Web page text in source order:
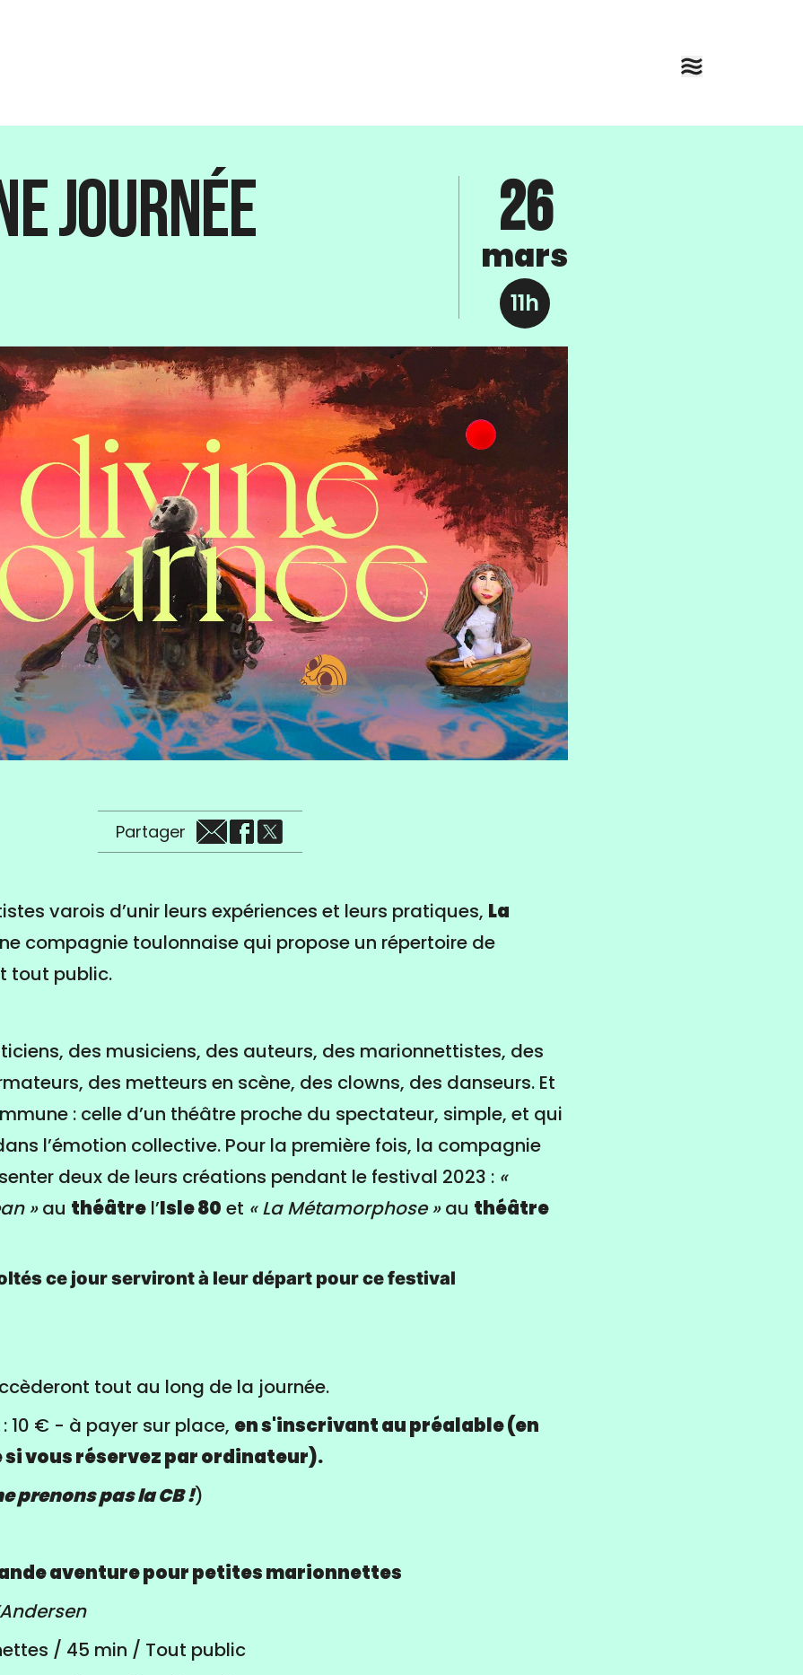
Journée 26
mars
11h
Partager
varois d’unir leurs expériences et leurs pratiques, La
compagnie toulonnaise qui propose un répertoire de
tout public.
des musiciens, des auteurs, des marionnettistes, des
des metteurs en scène, des clowns, des danseurs. Et
: celle d’un théâtre proche du spectateur, simple, et qui
l’émotion collective. Pour la première fois, la compagnie
deux de leurs créations pendant le festival 2023 : «
»au théâtre l’Isle 80 et « La Métamorphose »au théâtre
ce jour serviront à leur départ pour ce festival
tout au long de la journée.
10 € - à payer sur place, en s'inscrivant au préalable (en
vous réservez par ordinateur).
prenons pas la CB !)
aventure pour petites marionnettes
/ 45 min / Tout public